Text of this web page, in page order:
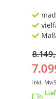
inkl.